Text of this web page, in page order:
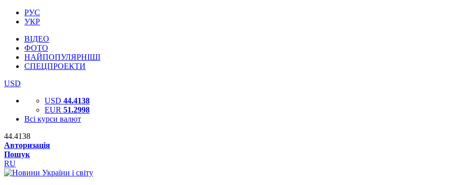
РУС
УКР
ВІДЕО
ФОТО
НАЙПОПУЛЯРНІШІ
СПЕЦПРОЕКТИ
USD
USD 44.4138
EUR 51.2998
Всі курси валют
44.4138
Авторизація
Пошук
RU